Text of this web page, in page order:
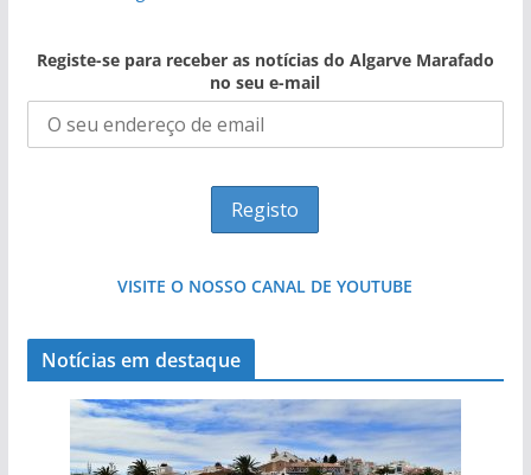
Registe-se para receber as notícias do Algarve Marafado
no seu e-mail
VISITE O NOSSO CANAL DE YOUTUBE
Notícias em destaque